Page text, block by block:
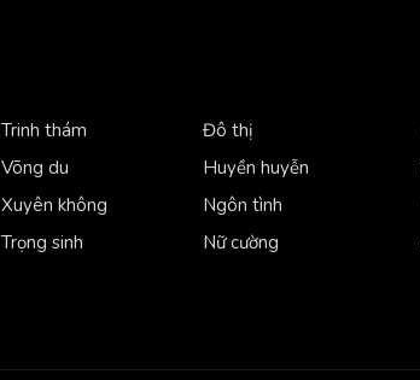
Trinh thám
Võng du
Xuyên không
Trọng sinh
Đô thị
Huyền huyễn
Ngôn tình
Nữ cường